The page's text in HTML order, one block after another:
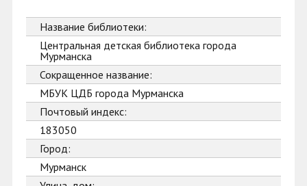
Название библиотеки:
Центральная детская библиотека города
Мурманска
Сокращенное название:
МБУК ЦДБ города Мурманска
Почтовый индекс:
183050
Город:
Мурманск